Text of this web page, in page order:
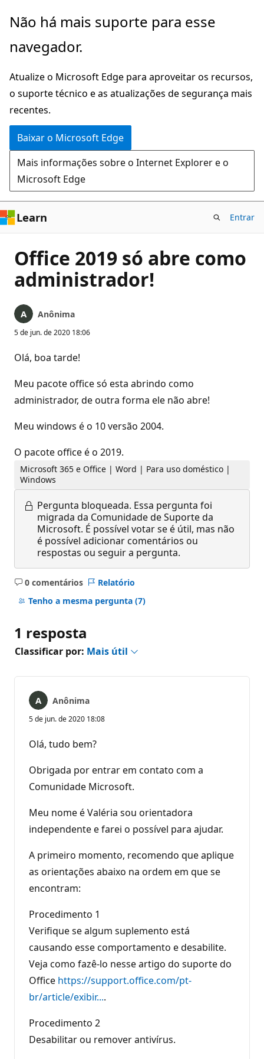
Pular
o
principal
Não há mais suporte para esse
navegador.
Atualize o Microsoft Edge para aproveitar os recursos,
o suporte técnico e as atualizações de segurança mais
recentes.
Baixar o Microsoft Edge
Mais informações sobre o Internet Explorer e o
Microsoft Edge
Learn Entrar
Office 2019 só abre como
administrador!
Anônima
5 de jun. de 2020 18:06
Olá, boa tarde!
Meu pacote office só esta abrindo como
administrador, de outra forma ele não abre!
Meu windows é o 10 versão 2004.
O pacote office é o 2019.
Microsoft 365 e Office | Word | Para uso doméstico |
Windows
Pergunta bloqueada. Essa pergunta foi
migrada da Comunidade de Suporte da
Microsoft. É possível votar se é útil, mas não
é possível adicionar comentários ou
respostas ou seguir a pergunta.
0 comentários
Sem
comentários
Relatório
Tenho a mesma pergunta (7)
1 resposta
Classificar por: Mais útil
Anônima
5 de jun. de 2020 18:08
Olá, tudo bem?
Obrigada por entrar em contato com a
Comunidade Microsoft.
Meu nome é Valéria sou orientadora
independente e farei o possível para ajudar.
A primeiro momento, recomendo que aplique
as orientações abaixo na ordem em que se
encontram:
Procedimento 1
Verifique se algum suplemento está
causando esse comportamento e desabilite.
Veja como fazê-lo nesse artigo do suporte do
Office https://support.office.com/pt-
br/article/exibir....
Procedimento 2
Desabilitar ou remover antivírus.